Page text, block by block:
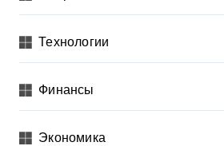
Технологии
Финансы
Экономика